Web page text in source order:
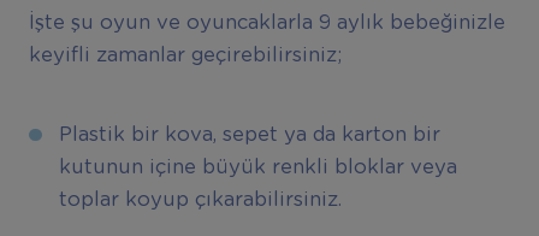
İşte şu oyun ve oyuncaklarla 9 aylık bebeğinizle
keyifli zamanlar geçirebilirsiniz;
Plastik bir kova, sepet ya da karton bir
kutunun içine büyük renkli bloklar veya
toplar koyup çıkarabilirsiniz.